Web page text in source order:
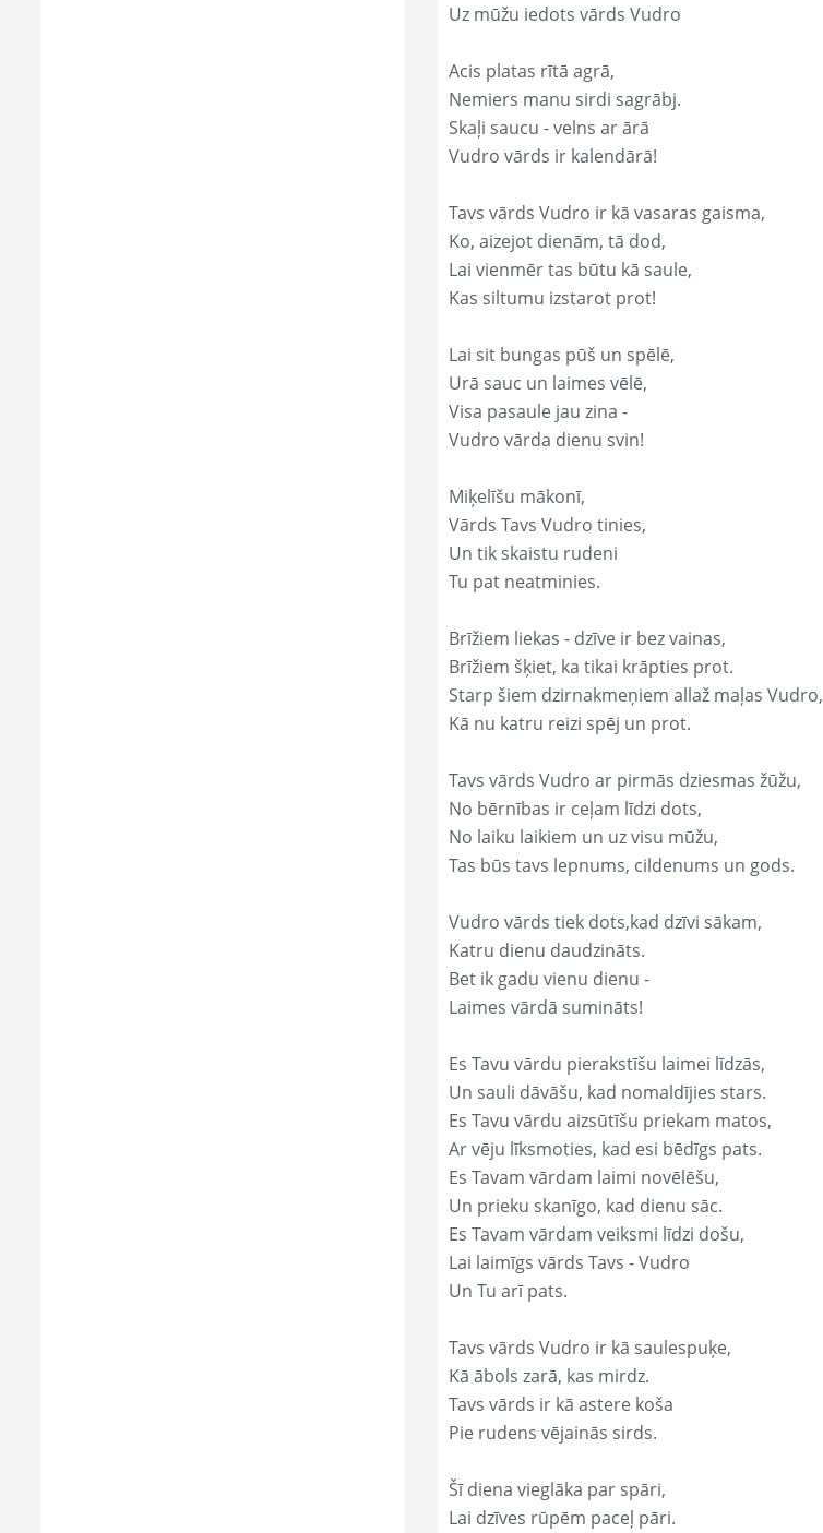
Uz mūžu iedots vārds Vudro
Acis platas rītā agrā,
Nemiers manu sirdi sagrābj.
Skaļi saucu - velns ar ārā
Vudro vārds ir kalendārā!
Tavs vārds Vudro ir kā vasaras gaisma,
Ko, aizejot dienām, tā dod,
Lai vienmēr tas būtu kā saule,
Kas siltumu izstarot prot!
Lai sit bungas pūš un spēlē,
Urā sauc un laimes vēlē,
Visa pasaule jau zina -
Vudro vārda dienu svin!
Miķelīšu mākonī,
Vārds Tavs Vudro tinies,
Un tik skaistu rudeni
Tu pat neatminies.
Brīžiem liekas - dzīve ir bez vainas,
Brīžiem šķiet, ka tikai krāpties prot.
Starp šiem dzirnakmeņiem allaž maļas Vudro,
Kā nu katru reizi spēj un prot.
Tavs vārds Vudro ar pirmās dziesmas žūžu,
No bērnības ir ceļam līdzi dots,
No laiku laikiem un uz visu mūžu,
Tas būs tavs lepnums, cildenums un gods.
Vudro vārds tiek dots,kad dzīvi sākam,
Katru dienu daudzināts.
Bet ik gadu vienu dienu -
Laimes vārdā sumināts!
Es Tavu vārdu pierakstīšu laimei līdzās,
Un sauli dāvāšu, kad nomaldījies stars.
Es Tavu vārdu aizsūtīšu priekam matos,
Ar vēju līksmoties, kad esi bēdīgs pats.
Es Tavam vārdam laimi novēlēšu,
Un prieku skanīgo, kad dienu sāc.
Es Tavam vārdam veiksmi līdzi došu,
Lai laimīgs vārds Tavs - Vudro
Un Tu arī pats.
Tavs vārds Vudro ir kā saulespuķe,
Kā ābols zarā, kas mirdz.
Tavs vārds ir kā astere koša
Pie rudens vējainās sirds.
Šī diena vieglāka par spāri,
Lai dzīves rūpēm paceļ pāri.